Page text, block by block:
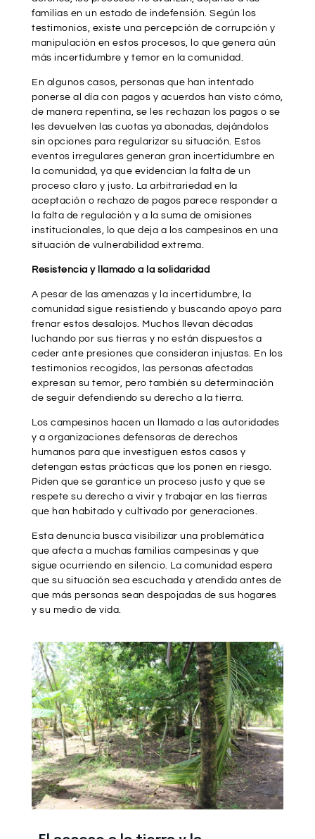
familias en un estado de indefensión. Según los
testimonios, existe una percepción de corrupción y
manipulación en estos procesos, lo que genera aún
más incertidumbre y temor en la comunidad.
En algunos casos, personas que han intentado
ponerse al día con pagos y acuerdos han visto cómo,
de manera repentina, se les rechazan los pagos o se
les devuelven las cuotas ya abonadas, dejándolos
sin opciones para regularizar su situación. Estos
eventos irregulares generan gran incertidumbre en
la comunidad, ya que evidencian la falta de un
proceso claro y justo. La arbitrariedad en la
aceptación o rechazo de pagos parece responder a
la falta de regulación y a la suma de omisiones
institucionales, lo que deja a los campesinos en una
situación de vulnerabilidad extrema.
Resistencia y llamado a la solidaridad
A pesar de las amenazas y la incertidumbre, la
comunidad sigue resistiendo y buscando apoyo para
frenar estos desalojos. Muchos llevan décadas
luchando por sus tierras y no están dispuestos a
ceder ante presiones que consideran injustas. En los
testimonios recogidos, las personas afectadas
expresan su temor, pero también su determinación
de seguir defendiendo su derecho a la tierra.
Los campesinos hacen un llamado a las autoridades
y a organizaciones defensoras de derechos
humanos para que investiguen estos casos y
detengan estas prácticas que los ponen en riesgo.
Piden que se garantice un proceso justo y que se
respete su derecho a vivir y trabajar en las tierras
que han habitado y cultivado por generaciones.
Esta denuncia busca visibilizar una problemática
que afecta a muchas familias campesinas y que
sigue ocurriendo en silencio. La comunidad espera
que su situación sea escuchada y atendida antes de
que más personas sean despojadas de sus hogares
y su medio de vida.